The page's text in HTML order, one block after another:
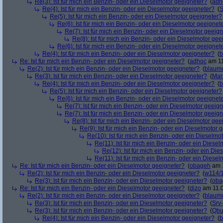
Re(3): Ist für mich ein Benzin- oder ein Dieselmotor geeigneter? (
Re(4): Ist für mich ein Benzin- oder ein Dieselmotor geeigneter? (
Re(5): Ist für mich ein Benzin- oder ein Dieselmotor geeigneter?
Re(6): Ist für mich ein Benzin- oder ein Dieselmotor
Re(7): Ist für mich ein Benzin- oder ein Dieselmotor
Re(8): Ist für mich ein Benzin- oder ein Dieselmotor
Re(6): Ist für mich ein Benzin- oder ein Dieselmotor
Re(4): Ist für mich ein Benzin- oder ein Dieselmotor geeigneter? (
Re: Ist für mich ein Benzin- oder ein Dieselmotor geeigneter? (adhoc am
Re(2): Ist für mich ein Benzin- oder ein Dieselmotor geeigneter? (
Re(3): Ist für mich ein Benzin- oder ein Dieselmotor geeigneter? (
Re(4): Ist für mich ein Benzin- oder ein Dieselmotor geeigneter? (
Re(5): Ist für mich ein Benzin- oder ein Dieselmotor geeigneter?
Re(6): Ist für mich ein Benzin- oder ein Dieselmotor
Re(7): Ist für mich ein Benzin- oder ein Dieselmotor
Re(7): Ist für mich ein Benzin- oder ein Dieselmotor
Re(8): Ist für mich ein Benzin- oder ein Dieselmotor
Re(9): Ist für mich ein Benzin- oder ein Dieselmotor
Re(10): Ist für mich ein Benzin- oder ein
Re(11): Ist für mich ein Benzin- oder ein
Re(12): Ist für mich ein Benzin- oder ein
Re(11): Ist für mich ein Benzin- oder ein
Re: Ist für mich ein Benzin- oder ein Dieselmotor geeigneter? (obageh am
Re(2): Ist für mich ein Benzin- oder ein Dieselmotor geeigneter? (w114/
Re(3): Ist für mich ein Benzin- oder ein Dieselmotor geeigneter? (
Re: Ist für mich ein Benzin- oder ein Dieselmotor geeigneter? (dizo am
Re(2): Ist für mich ein Benzin- oder ein Dieselmotor geeigneter? (
Re(3): Ist für mich ein Benzin- oder ein Dieselmotor geeigneter? (
Re(3): Ist für mich ein Benzin- oder ein Dieselmotor geeigneter? (
Re(4): Ist für mich ein Benzin- oder ein Dieselmotor geeigneter? (